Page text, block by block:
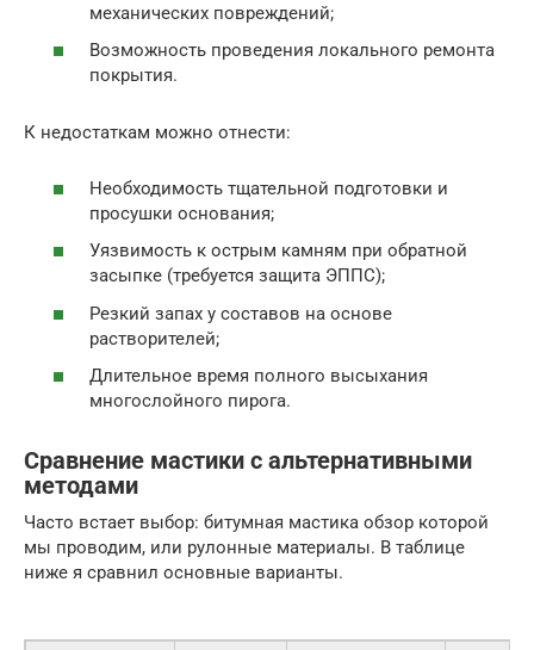
механических повреждений;
Возможность проведения локального ремонта
покрытия.
К недостаткам можно отнести:
Необходимость тщательной подготовки и
просушки основания;
Уязвимость к острым камням при обратной
засыпке (требуется защита ЭППС);
Резкий запах у составов на основе
растворителей;
Длительное время полного высыхания
многослойного пирога.
Сравнение мастики с альтернативными
методами
Часто встает выбор: битумная мастика обзор которой
мы проводим, или рулонные материалы. В таблице
ниже я сравнил основные варианты.